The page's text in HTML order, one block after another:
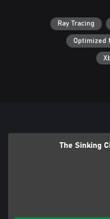
Ray Tracing
Optimized
The Sinking